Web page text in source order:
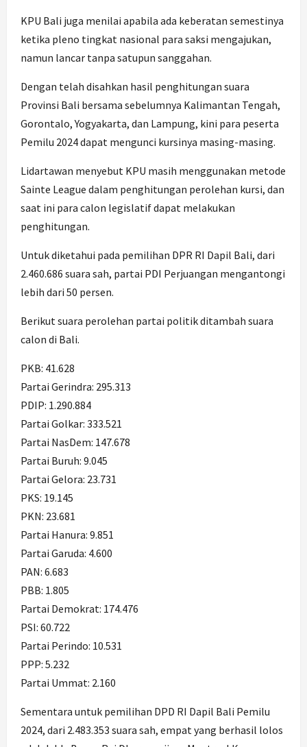
KPU Bali juga menilai apabila ada keberatan semestinya
ketika pleno tingkat nasional para saksi mengajukan,
namun lancar tanpa satupun sanggahan.
Dengan telah disahkan hasil penghitungan suara
Provinsi Bali bersama sebelumnya Kalimantan Tengah,
Gorontalo, Yogyakarta, dan Lampung, kini para peserta
Pemilu 2024 dapat mengunci kursinya masing-masing.
Lidartawan menyebut KPU masih menggunakan metode
Sainte League dalam penghitungan perolehan kursi, dan
saat ini para calon legislatif dapat melakukan
penghitungan.
Untuk diketahui pada pemilihan DPR RI Dapil Bali, dari
2.460.686 suara sah, partai PDI Perjuangan mengantongi
lebih dari 50 persen.
Berikut suara perolehan partai politik ditambah suara
calon di Bali.
PKB: 41.628
Partai Gerindra: 295.313
PDIP: 1.290.884
Partai Golkar: 333.521
Partai NasDem: 147.678
Partai Buruh: 9.045
Partai Gelora: 23.731
PKS: 19.145
PKN: 23.681
Partai Hanura: 9.851
Partai Garuda: 4.600
PAN: 6.683
PBB: 1.805
Partai Demokrat: 174.476
PSI: 60.722
Partai Perindo: 10.531
PPP: 5.232
Partai Ummat: 2.160
Sementara untuk pemilihan DPD RI Dapil Bali Pemilu
2024, dari 2.483.353 suara sah, empat yang berhasil lolos